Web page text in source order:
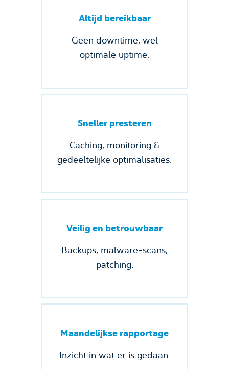
Altijd bereikbaar
Geen downtime, wel
optimale uptime.
Sneller presteren
Caching, monitoring &
gedeeltelijke optimalisaties.
Veilig en betrouwbaar
Backups, malware-scans,
patching.
Maandelijkse rapportage
Inzicht in wat er is gedaan.